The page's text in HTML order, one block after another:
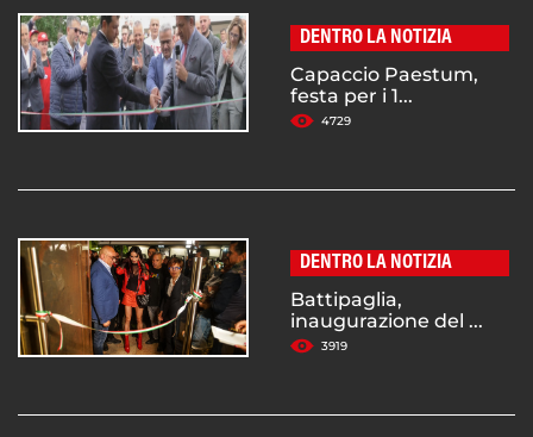
DENTRO LA NOTIZIA
Capaccio Paestum,
festa per i 1...
4729
DENTRO LA NOTIZIA
Battipaglia,
inaugurazione del ...
3919